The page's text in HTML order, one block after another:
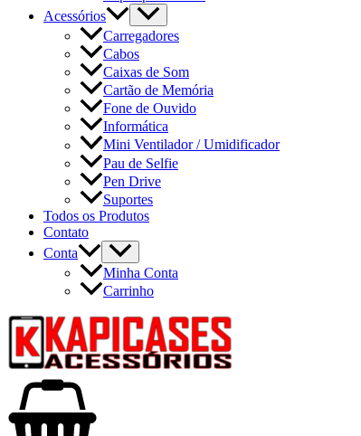
Acessórios
Carregadores
Cabos
Caixas de Som
Cartão de Memória
Fone de Ouvido
Informática
Mini Ventilador / Umidificador
Pau de Selfie
Pen Drive
Suportes
Todos os Produtos
Contato
Conta
Minha Conta
Carrinho